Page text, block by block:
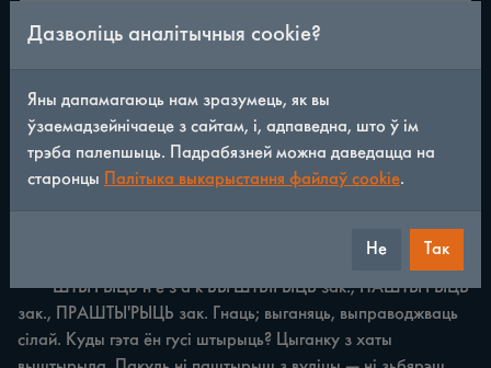
◀ / 361 ▶
ШТОГО'ДУ прысл. Штогод, кожны год. Штогоду
	ШТЫ'РЫЦЬ н е з а к ВЫ'ШТЬІРЫЦЬ зак., ПАШТЫ'РЫЦЬ
зак., ПРАШТЫ'РЫЦЬ зак. Гнаць; выганяць, выправоджваць
сілай. Куды гэта ён гусі штырыць? Цыганку з хаты
Дазволіць аналітычныя cookie?
Яны дапамагаюць нам зразумець, як вы
ўзаемадзейнічаеце з сайтам, і, адпаведна, што ў ім
трэба палепшыць. Падрабязней можна даведацца на
старонцы
Палітыка выкарыстання файлаў cookie.
Не Так